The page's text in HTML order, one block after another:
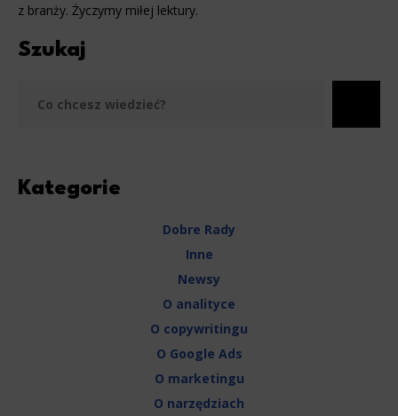
z branży. Życzymy miłej lektury.
Szukaj
Kategorie
Dobre Rady
Inne
Newsy
O analityce
O copywritingu
O Google Ads
O marketingu
O narzędziach